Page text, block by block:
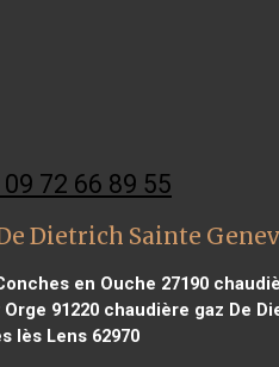
72 66 89 55
Dietrich Sainte
en Ouche 27190
91220chaudière gaz De
lès Lens 62970